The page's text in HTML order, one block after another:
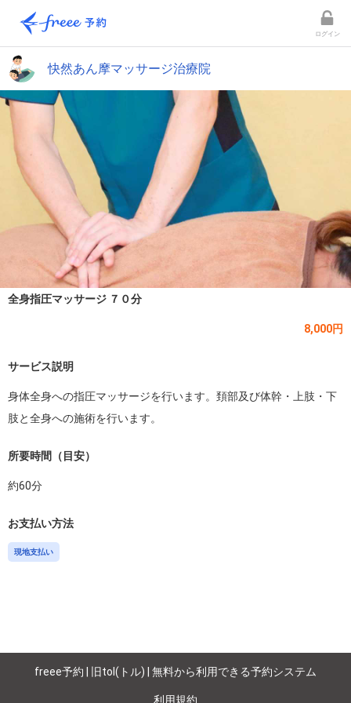
ログイン
快然あん摩マッサージ治療院
全身指圧マッサージ ７０分
8,000円
サービス説明
身体全身への指圧マッサージを行います。頚部及び体幹・上肢・下
肢と全身への施術を行います。
所要時間（目安）
約60分
お支払い方法
現地支払い
freee予約 | 旧tol(トル) | 無料から利用できる予約システム
利用規約